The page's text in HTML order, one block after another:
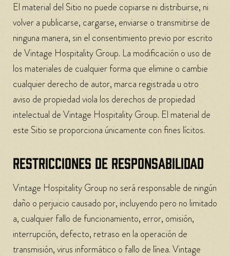
El material del Sitio no puede copiarse ni distribuirse, ni
volver a publicarse, cargarse, enviarse o transmitirse de
ninguna manera, sin el consentimiento previo por escrito
de Vintage Hospitality Group. La modificación o uso de
los materiales de cualquier forma que elimine o cambie
cualquier derecho de autor, marca registrada u otro
aviso de propiedad viola los derechos de propiedad
intelectual de Vintage Hospitality Group. El material de
este Sitio se proporciona únicamente con fines lícitos.
RESTRICCIONES DE RESPONSABILIDAD
Vintage Hospitality Group no será responsable de ningún
daño o perjuicio causado por, incluyendo pero no limitado
a, cualquier fallo de funcionamiento, error, omisión,
interrupción, defecto, retraso en la operación de
transmisión, virus informático o fallo de línea. Vintage